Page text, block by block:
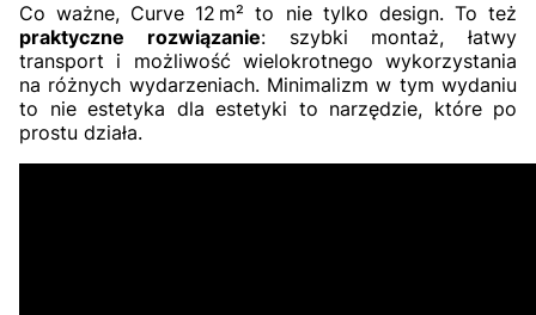
Co ważne, Curve 12 m² to nie tylko design. To też
praktyczne rozwiązanie: szybki montaż, łatwy
transport i możliwość wielokrotnego wykorzystania
na różnych wydarzeniach. Minimalizm w tym wydaniu
to nie estetyka dla estetyki to narzędzie, które po
prostu działa.